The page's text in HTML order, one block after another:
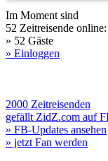
Im Moment sind
52 Zeitreisende online:
» 52 Gäste
» Einloggen
2000 Zeitreisenden
gefällt ZidZ.com auf
» FB-Updates ansehen
» jetzt Fan werden